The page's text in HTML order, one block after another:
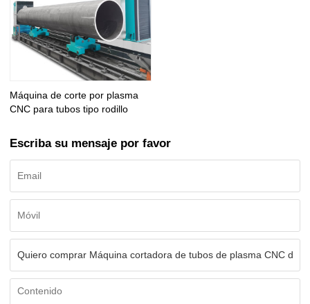
Máquina de corte por plasma
CNC para tubos tipo rodillo
Escriba su mensaje por favor